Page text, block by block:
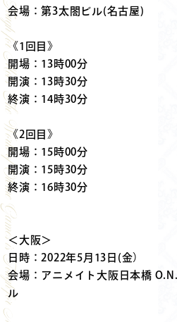
会場：第3太閤ビル(名古屋)
《1回目》
開場：13時00分
開演：13時30分
終演：14時30分
《2回目》
開場：15時00分
開演：15時30分
終演：16時30分
＜大阪＞
日時：2022年5月13日(金）
会場：アニメイト大阪日本橋
ル